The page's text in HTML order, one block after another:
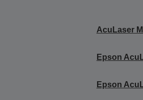
AcuLaser
Epson
Epson